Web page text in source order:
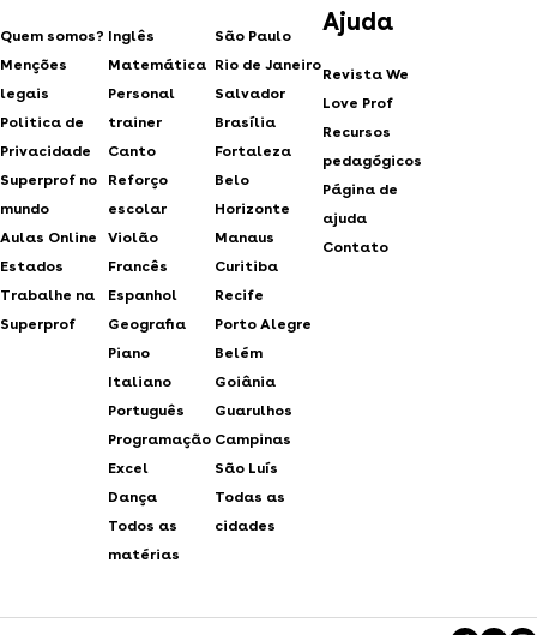
Quem somos?
Menções
legais
Politica de
Privacidade
Superprof no
mundo
Aulas Online
Estados
Trabalhe na
Superprof
Inglês
Matemática
Personal
trainer
Canto
Reforço
escolar
Violão
Francês
Espanhol
Geografia
Piano
Italiano
Português
Programação
Excel
Dança
Todos as
matérias
São Paulo
Rio de Janeiro
Salvador
Brasília
Fortaleza
Belo
Horizonte
Manaus
Curitiba
Recife
Porto Alegre
Belém
Goiânia
Guarulhos
Campinas
São Luís
Todas as
cidades
Ajuda
Revista We
Love Prof
Recursos
pedagógicos
Página de
ajuda
Contato